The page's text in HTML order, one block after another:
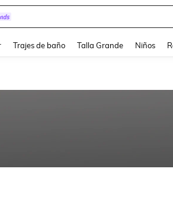
Trajes de baño Talla Grande Niños